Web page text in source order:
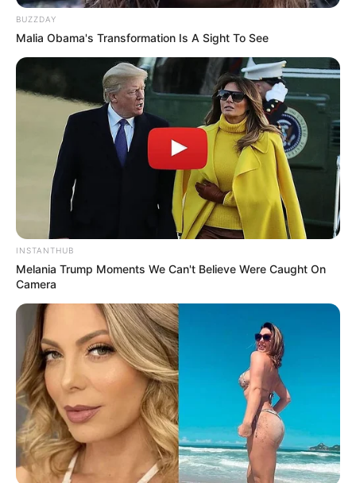
de retalhos e adorei a sua idéia!!!!
Elizabeth Mourão Aranha há 17 anos
Adorei a idéia, muito legal mesmo, parabéns
Jo_Joa há 17 anos
Que ideia fantástica!!
Parabéns!!
Cássia
Amei, todos os os artigos, sou artesã e sou
apaixonada por todo tipo de artesanatos. Cntinuem
publicando artigos asim para nos ajudar. Bjos
jessica alfaia há 16 anos
legal amei os rolinhos de papel!também tive uma
outra idéia,fazer os rolinhos de viés!vai ficar
bom,bjs!!!! vocês são demais!
cleide há 16 anos
BUZZDAY
Malia Obama's Transformation Is A Sight To See
INSTANTHUB
Melania Trump Moments We Can't Believe Were Caught On
Camera